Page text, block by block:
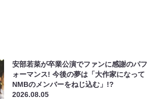
安部若菜が卒業公演でファンに感謝のパフ
ォーマンス! 今後の夢は「大作家になって
NMBのメンバーをねじ込む」!?
2026.08.05